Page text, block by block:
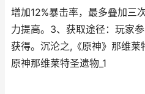
增加12%暴击率，最多叠加三
力提高。3、获取途径：玩家
获得。沉沦之,《原神》那维莱
原神那维莱特圣遗物_1